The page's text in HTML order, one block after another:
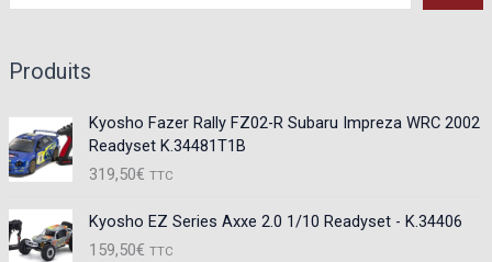
Produits
Kyosho Fazer Rally FZ02-R Subaru Impreza WRC 2002
Readyset K.34481T1B
319,50€ TTC
Kyosho EZ Series Axxe 2.0 1/10 Readyset - K.34406
159,50€ TTC